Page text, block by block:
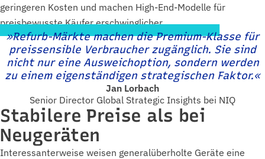
geringeren Kosten und machen High-End-Modelle für
preisbewusste Käufer erschwinglicher.
Jan Lorbach
Senior Director Global Strategic Insights bei NIQ
»Refurb-Märkte machen die Premium-Klasse für
preissensible Verbraucher zugänglich. Sie sind
nicht nur eine Ausweichoption, sondern werden
zu einem eigenständigen strategischen Faktor.«
Stabilere Preise als bei
Neugeräten
Interessanterweise weisen generalüberholte Geräte eine